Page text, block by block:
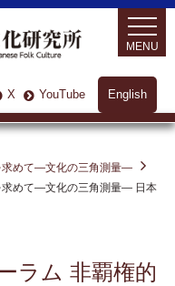
English
X YouTube
MENU
求めて—文化の三角測量—
求めて—文化の三角測量— 日本
ラム 非覇権的